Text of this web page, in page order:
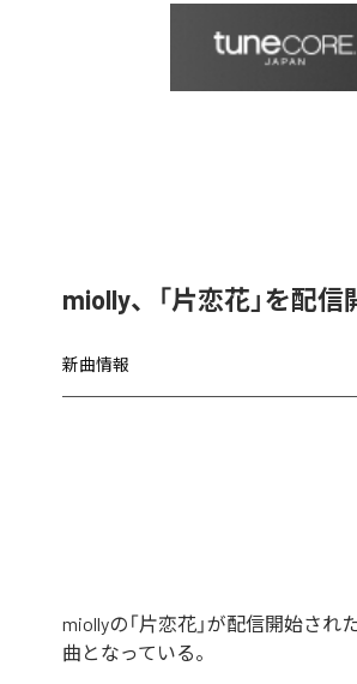
miolly、「片恋花」を配信
新曲情報
miollyの「片恋花」が配信開始され
曲となっている。